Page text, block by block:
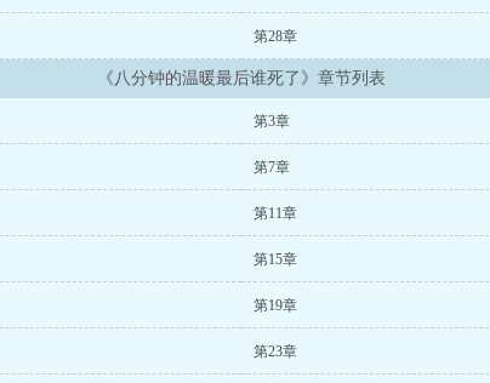
第28章
《八分钟的温暖最后谁死了》章节列表
第3章
第7章
第11章
第15章
第19章
第23章